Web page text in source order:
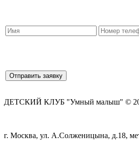
ДЕТСКИЙ КЛУБ "Умный малыш" ©
г. Москва, ул. А.Солженицына, д.18,